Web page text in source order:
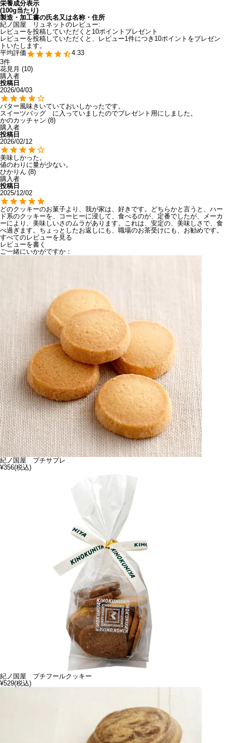
栄養成分表示
(100g当たり)
製造・加工書の氏名又は名称・住所
紀ノ国屋 リュネットのレビュー:
レビューを投稿していただくと10ポイントプレゼント
レビューを投稿していただくと、レビュー1件につき10ポイントをプレゼン
トいたします。
4.33
3
花見月
10
購入者
投稿日
2026/04/03
バター風味きいていておいしかったです。
かのカッチャン 8
購入者
投稿日
2026/02/12
美味しかった。
値のわりに量が少ない。
ひかりん 8
購入者
投稿日
2025/12/02
どのクッキーのお菓子より、我が家は、好きです。どちらかと言うと、ハー
ド系のクッキーを、コーヒーに浸して、食べるのが、定番でしたが、メーカ
ーにより、美味しいさのムラがあります。これは、安定の、美味しさで、食
べ過ぎます。ちょっとしたお返しにも、職場のお茶受けにも、お勧めです。
すべてのレビューを見る
レビューを書く
ご一緒にいかがですか：
紀ノ国屋 プチサブレ
¥356(税込)
紀ノ国屋 プチフールクッキー
¥529(税込)